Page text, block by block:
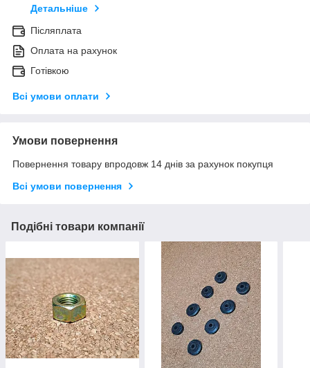
Детальніше
Післяплата
Оплата на рахунок
Готівкою
Всі умови оплати
Умови повернення
Повернення товару впродовж 14 днів за рахунок покупця
Всі умови повернення
Подібні товари компанії